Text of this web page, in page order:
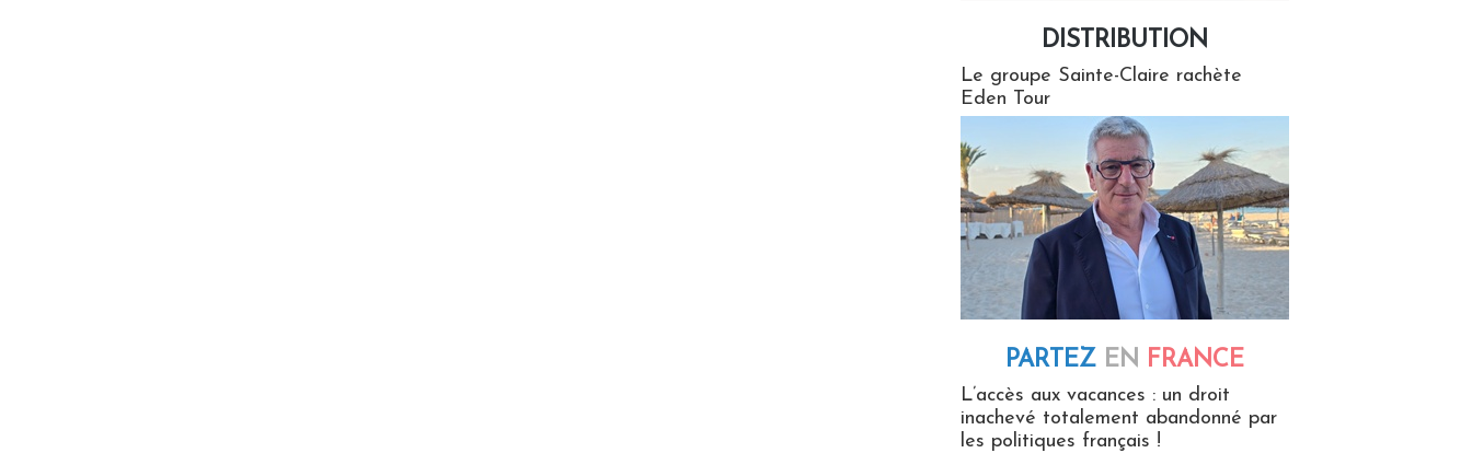
DISTRIBUTION
Le groupe Sainte-Claire rachète
Eden Tour
PARTEZ EN FRANCE
L’accès aux vacances : un droit
inachevé totalement abandonné par
les politiques français !